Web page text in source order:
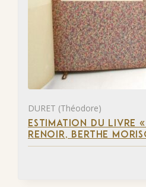
DURET (Théodore)
ESTIMATION DU LIVRE
RENOIR, BERTHE